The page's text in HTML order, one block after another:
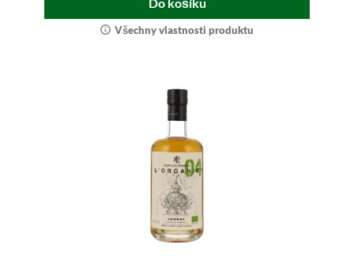
Všechny vlastnosti produktu